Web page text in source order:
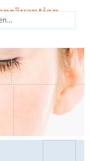
- NETZWERKEN